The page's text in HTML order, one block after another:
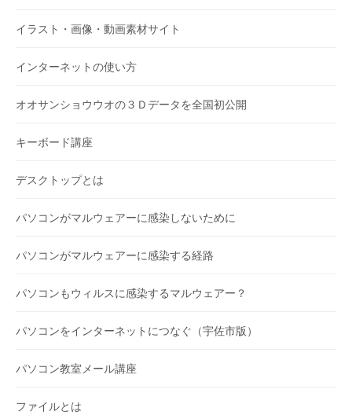
イラスト・画像・動画素材サイト
インターネットの使い方
オオサンショウウオの３Ｄデータを全国初公開
キーボード講座
デスクトップとは
パソコンがマルウェアーに感染しないために
パソコンがマルウェアーに感染する経路
パソコンもウィルスに感染するマルウェアー？
パソコンをインターネットにつなぐ（宇佐市版）
パソコン教室メール講座
ファイルとは